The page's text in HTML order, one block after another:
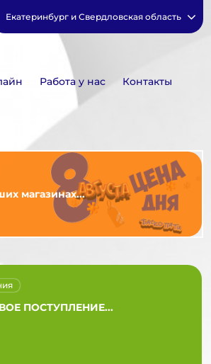
Екатеринбург и Свердловская область
Работа у нас Контакты
магазинах...
ПОСТУПЛЕНИЕ...